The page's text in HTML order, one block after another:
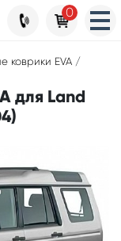
коврики EVA /
для Land
0